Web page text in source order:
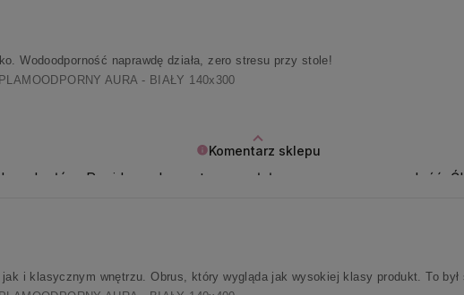
Komentarz sklepu
słów. Pani komplementy wywołały w nas ogromną radość.
Wodoodporność naprawdę działa, zero stresu przy stole!
AURA - BIAŁY 140x300
i klasycznym wnętrzu. Obrus, który wygląda jak wysokiej klasy produkt. To